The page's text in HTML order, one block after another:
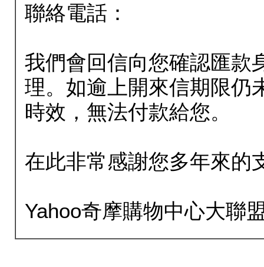
聯絡電話：
我們會回信向您確認匯款
理。如逾上開來信期限仍
時效，無法付款給您。
在此非常感謝您多年來的
Yahoo奇摩購物中心大